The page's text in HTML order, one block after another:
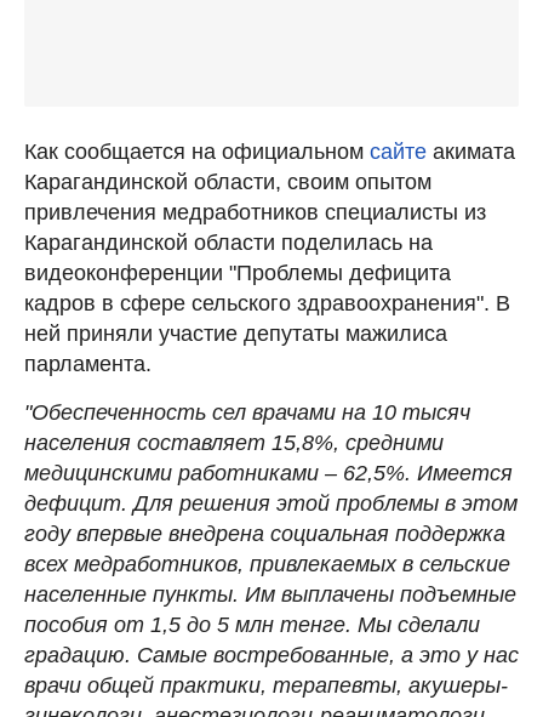
Как сообщается на официальном сайте акимата
Карагандинской области, своим опытом
привлечения медработников специалисты из
Карагандинской области поделилась на
видеоконференции "Проблемы дефицита
кадров в сфере сельского здравоохранения". В
ней приняли участие депутаты мажилиса
парламента.
"Обеспеченность сел врачами на 10 тысяч
населения составляет 15,8%, средними
медицинскими работниками – 62,5%. Имеется
дефицит. Для решения этой проблемы в этом
году впервые внедрена социальная поддержка
всех медработников, привлекаемых в сельские
населенные пункты. Им выплачены подъемные
пособия от 1,5 до 5 млн тенге. Мы сделали
градацию. Самые востребованные, а это у нас
врачи общей практики, терапевты, акушеры-